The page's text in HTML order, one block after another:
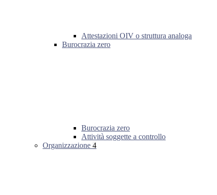
Attestazioni OIV o struttura analoga
Burocrazia zero
Burocrazia zero
Attività soggette a controllo
Organizzazione 4